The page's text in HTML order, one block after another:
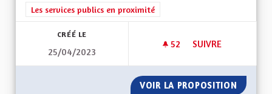
Filtrer les résultats de la catégorie : Les services publics en
Les services publics en proximité
CRÉÉ LE
25/04/2023
52 52 ABONNÉS
SUIVRE
VOIR LA PROPOSITION